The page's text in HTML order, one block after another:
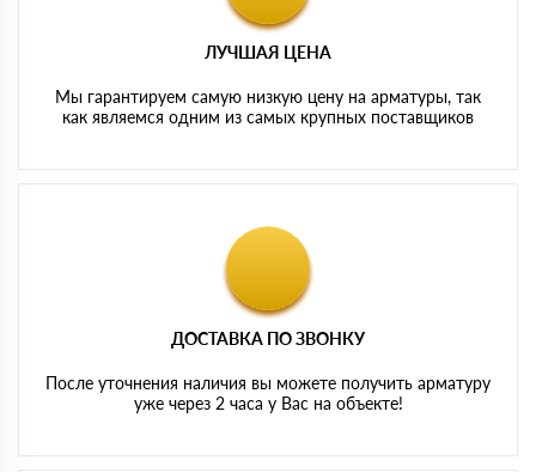
ЛУЧШАЯ ЦЕНА
Мы гарантируем самую низкую цену на арматуры, так
как являемся одним из самых крупных поставщиков
ДОСТАВКА ПО ЗВОНКУ
После уточнения наличия вы можете получить арматуру
уже через 2 часа у Вас на объекте!